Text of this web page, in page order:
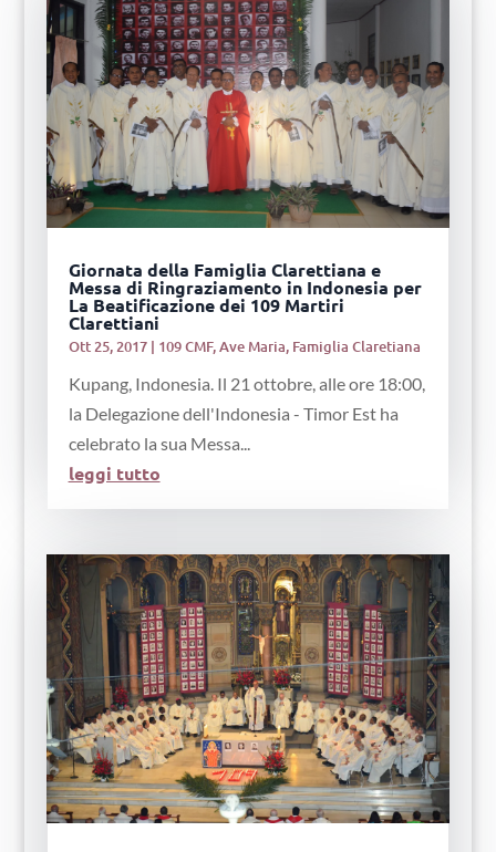
Giornata della Famiglia Clarettiana e
Messa di Ringraziamento in Indonesia per
La Beatificazione dei 109 Martiri
Clarettiani
Ott 25, 2017| 109 CMF,Ave Maria, Famiglia Claretiana
Kupang, Indonesia. Il 21 ottobre, alle ore 18:00,
la Delegazione dell'Indonesia - Timor Est ha
celebrato la sua Messa...
leggi tutto